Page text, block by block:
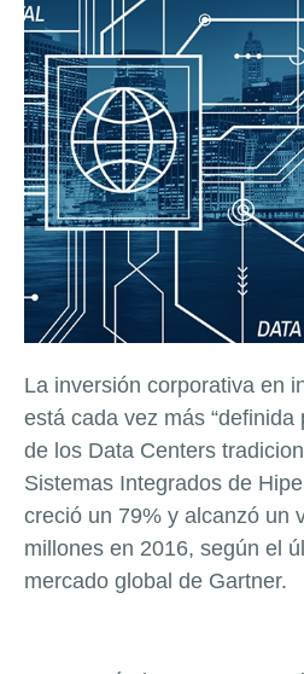
La inversión corporativa en
está cada vez más “definida
de los Data Centers
Sistemas Integrados de
creció un 79% y alcanzó un
millones en 2016, según el
mercado global de Gartner.